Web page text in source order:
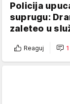
Policija
suprugu:
zaleteo u
Reaguj 1